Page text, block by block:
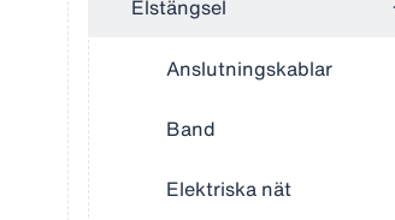
Elstängsel
Anslutningskablar
Band
Elektriska nät